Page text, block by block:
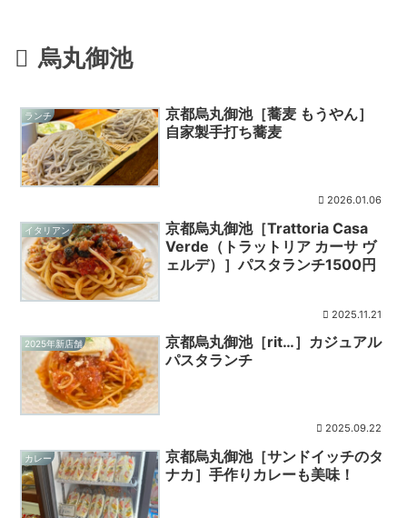
烏丸御池
ランチ
京都烏丸御池［蕎麦 もうやん］
自家製手打ち蕎麦
2026.01.06
イタリアン
京都烏丸御池［Trattoria Casa
Verde（トラットリア カーサ ヴ
ェルデ）］パスタランチ1500円
2025.11.21
2025年新店舗
京都烏丸御池［rit…］カジュアル
パスタランチ
2025.09.22
カレー
京都烏丸御池［サンドイッチのタ
ナカ］手作りカレーも美味！